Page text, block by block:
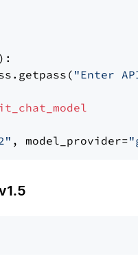
):
"Enter
, model_provider=